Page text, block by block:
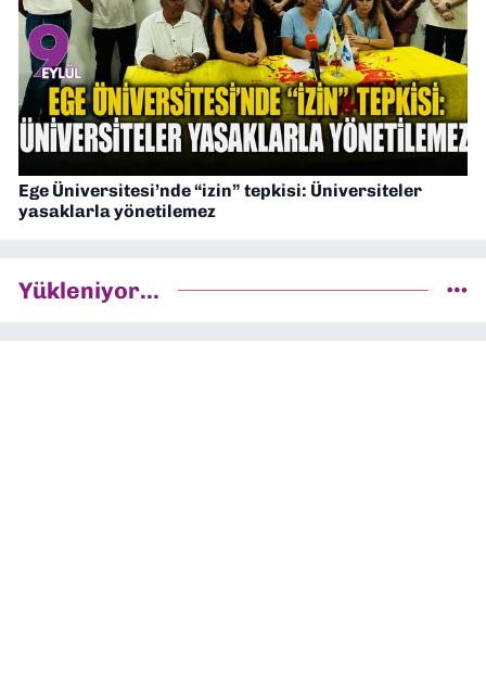
Ege Üniversitesi’nde “izin” tepkisi: Üniversiteler
yasaklarla yönetilemez
Yükleniyor...